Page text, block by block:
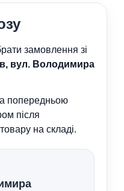
замовлення зі
вул. Володимира
попередньою
після
на складі.